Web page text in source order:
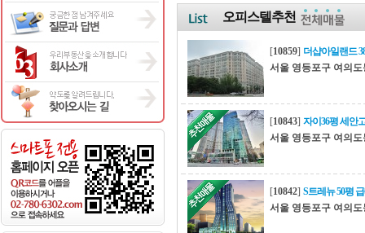
오피스텔추천
[10859] 더샵아일랜드
서울 영등포구 여의도
[10843] 자이36평 세안
서울 영등포구 여의도
[10842] S트레뉴 50평
서울 영등포구 여의도